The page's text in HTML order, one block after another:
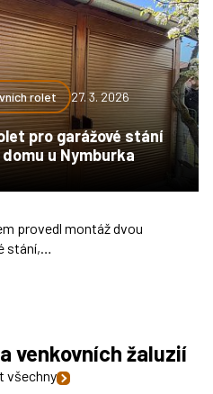
rolet 27. 3. 2026
pro garážové stání
u Nymburka
provedl montáž dvou
stání,…
venkovních žaluzií
všechny